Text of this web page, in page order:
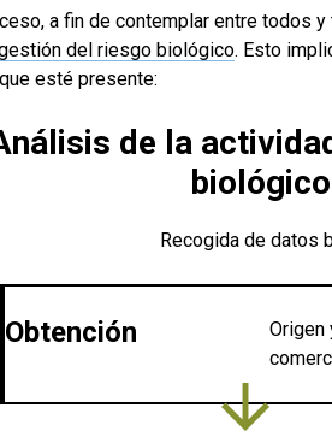
a fin de contemplar entre todos
del riesgo biológico. Esto
esté presente:
de la
Recogida de datos
Obtención
Origen
arrow_downward